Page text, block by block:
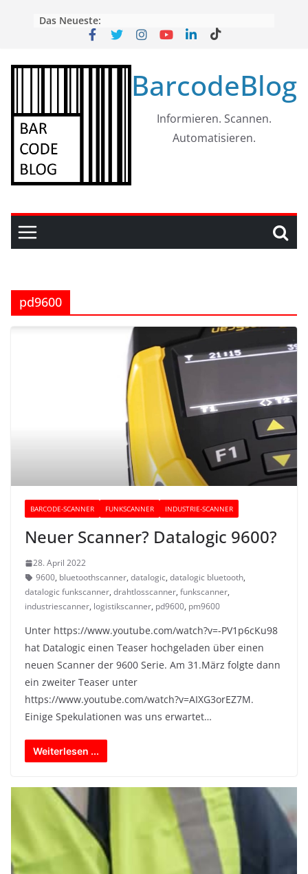
Das Neueste:
BarcodeBlog
Informieren. Scannen.
Automatisieren.
pd9600
BARCODE-SCANNER FUNKSCANNER INDUSTRIE-SCANNER
Neuer Scanner? Datalogic 9600?
28. April 2022
9600, bluetoothscanner, datalogic, datalogic bluetooth,
datalogic funkscanner, drahtlosscanner, funkscanner,
industriescanner, logistikscanner, pd9600, pm9600
Unter https://www.youtube.com/watch?v=-PV1p6cKu98
hat Datalogic einen Teaser hochgeladen über einen
neuen Scanner der 9600 Serie. Am 31.März folgte dann
ein zweiter Teaser unter
https://www.youtube.com/watch?v=AIXG3orEZ7M.
Einige Spekulationen was uns erwartet…
Weiterlesen ...